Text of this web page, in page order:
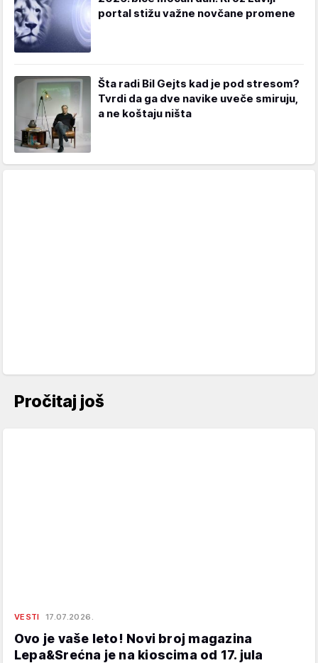
portal stižu važne novčane promene
Šta radi Bil Gejts kad je pod stresom?
Tvrdi da ga dve navike uveče smiruju,
a ne koštaju ništa
Pročitaj još
VESTI 17.07.2026.
Ovo je vaše leto! Novi broj magazina
Lepa&Srećna je na kioscima od 17. jula